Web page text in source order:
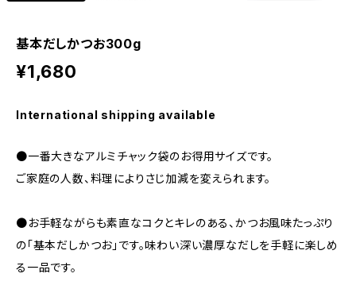
基本だしかつお300g
¥1,680
International shipping available
●一番大きなアルミチャック袋のお得用サイズです。
ご家庭の人数、料理によりさじ加減を変えられます。
●お手軽ながらも素直なコクとキレのある、かつお風味たっぷり
の「基本だしかつお」です。味わい深い濃厚なだしを手軽に楽しめ
る一品です。